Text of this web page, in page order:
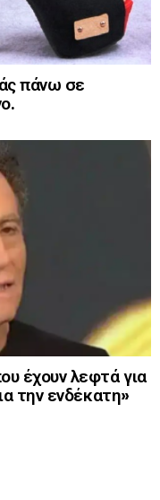
πάνω σε
έχουν λεφτά για
την ενδέκατη»